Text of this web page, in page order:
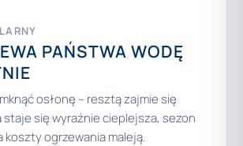
PAŃSTWA WODĘ
osłonę – resztą zajmie się
staje się wyraźnie cieplejsza, sezon
koszty ogrzewania maleją.